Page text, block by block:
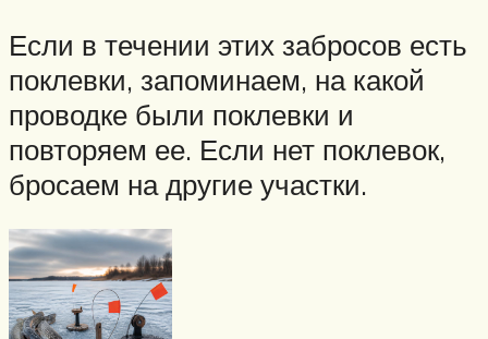
Если в течении этих забросов есть
поклевки, запоминаем, на какой
проводке были поклевки и
повторяем ее. Если нет поклевок,
бросаем на другие участки.